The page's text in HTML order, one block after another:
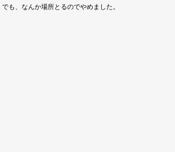
も、なんか場所とるのでやめました。